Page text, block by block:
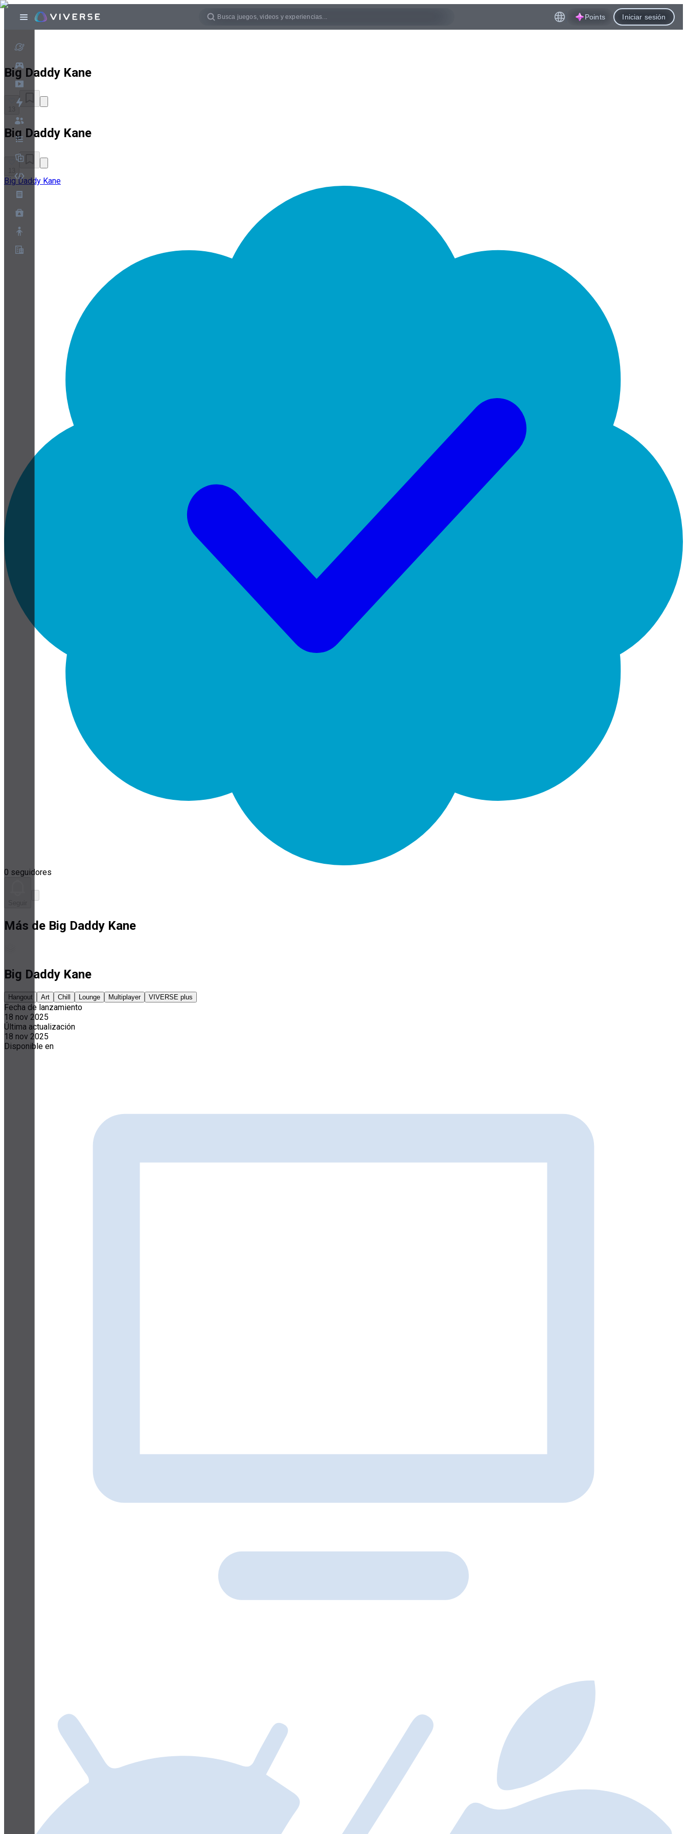
Configuración de cookies
Informe técnico de seguridad y privacidad
Points Iniciar sesión
Big Daddy Kane
Big Daddy Kane
Big Daddy Kane
0 seguidores
Más de Big Daddy Kane
Big Daddy Kane
Hangout Art Chill Lounge Multiplayer VIVERSE plus
Fecha de lanzamiento
18 nov 2025
Última actualización
18 nov 2025
Disponible en